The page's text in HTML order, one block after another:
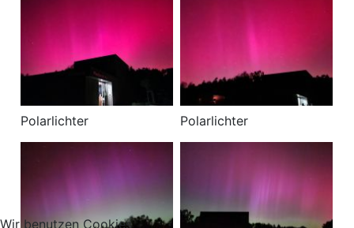
Polarlichter Polarlichter
Wir benutzen Cookies